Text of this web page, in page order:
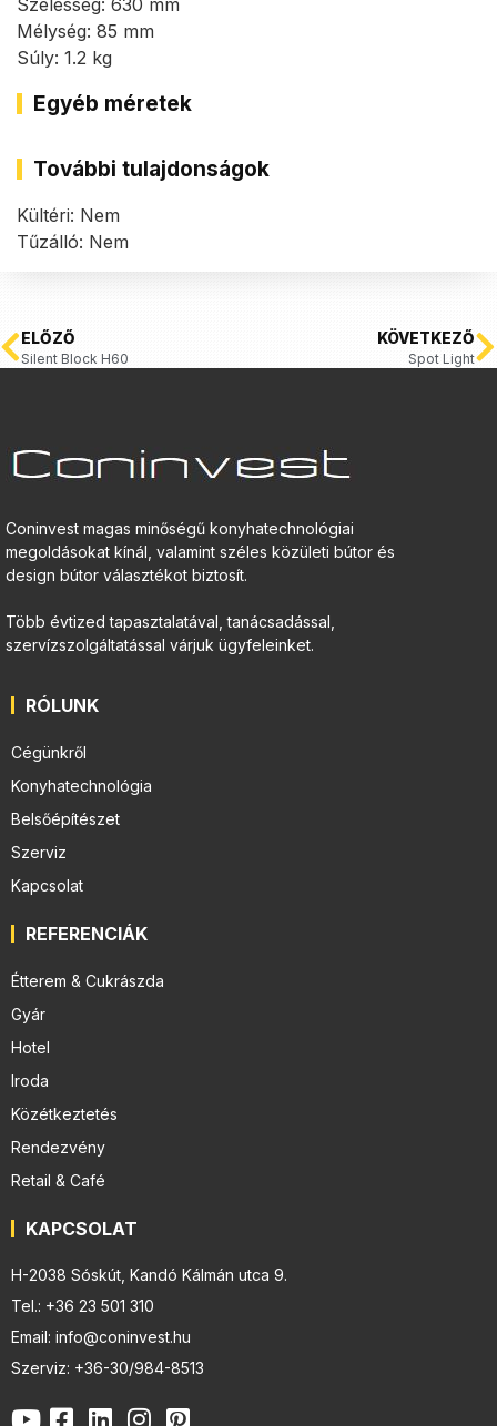
Szélesség: 630 mm
Mélység: 85 mm
Súly: 1.2 kg
Egyéb méretek
További tulajdonságok
Kültéri: Nem
Tűzálló: Nem
ELŐZŐ
Silent Block H60
KÖVETKEZŐ
Spot Light
Coninvest magas minőségű konyhatechnológiai
megoldásokat kínál, valamint széles közületi bútor és
design bútor választékot biztosít.
Több évtized tapasztalatával, tanácsadással,
szervízszolgáltatással várjuk ügyfeleinket.
RÓLUNK
Cégünkről
Konyhatechnológia
Belsőépítészet
Szerviz
Kapcsolat
REFERENCIÁK
Étterem & Cukrászda
Gyár
Hotel
Iroda
Közétkeztetés
Rendezvény
Retail & Café
KAPCSOLAT
H-2038 Sóskút, Kandó Kálmán utca 9.
Tel.: +36 23 501 310
Email: info@coninvest.hu
Szerviz: +36-30/984-8513